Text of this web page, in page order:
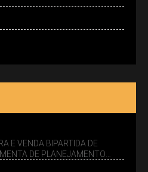
E VENDA BIPARTIDA DE
DE PLANEJAMENTO